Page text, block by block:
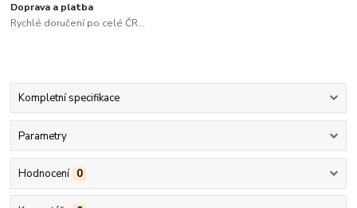
Doprava a platba
Rychlé doručení po celé ČR...
Kompletní specifikace
Parametry
Hodnocení 0